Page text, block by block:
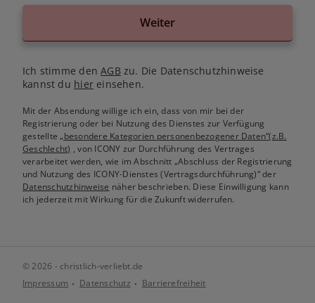
Weiter
Ich stimme denAGB zu. Die Datenschutzhinweise
kannst du hiereinsehen.
Mit der Absendung willige ich ein, dass von mir bei der
Registrierung oder bei Nutzung des Dienstes zur Verfügung
gestellte„besondere Kategorien personenbezogener Daten“(z.B.
Geschlecht) , von ICONY zur Durchführung des Vertrages
verarbeitet werden, wie im Abschnitt „Abschluss der Registrierung
und Nutzung des ICONY-Dienstes (Vertragsdurchführung)“ der
Datenschutzhinweise näher beschrieben. Diese Einwilligung kann
ich jederzeit mit Wirkung für die Zukunft widerrufen.
© 2026 - christlich-verliebt.de
Impressum
Datenschutz Barrierefreiheit